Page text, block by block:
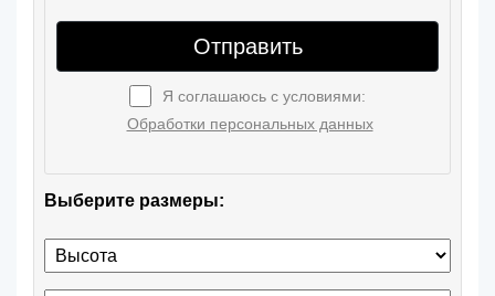
Отправить
Я соглашаюсь с условиями:
Обработки персональных данных
Выберите размеры: